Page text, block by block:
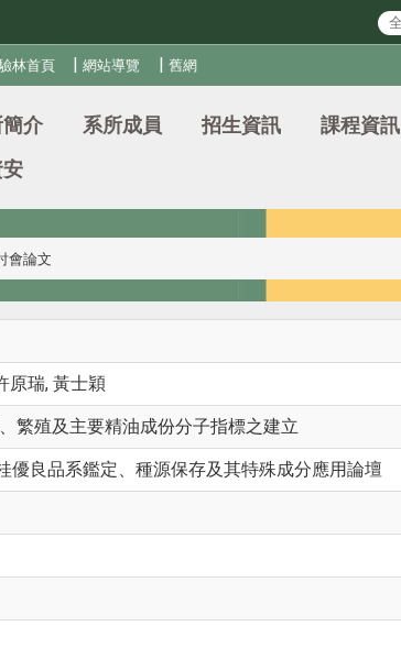
林首頁 |網站導覽 |舊網
介 系所成員 招生資訊 課程資訊
會論文
原瑞, 黃士穎
繁殖及主要精油成份分子指標之建立
優良品系鑑定、種源保存及其特殊成分應用論壇